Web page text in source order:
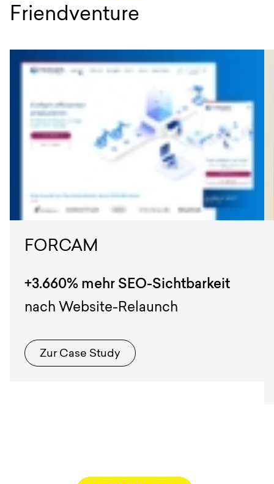
Friendventure
FORCAM
+3.660% mehr SEO-Sichtbarkeit
nach Website-Relaunch
Zur Case Study